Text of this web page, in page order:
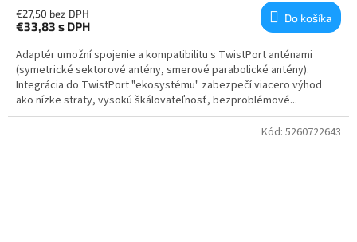
€27,50 bez DPH
€33,83 s DPH
Do košíka
Adaptér umožní spojenie a kompatibilitu s TwistPort anténami
(symetrické sektorové antény, smerové parabolické antény).
Integrácia do TwistPort "ekosystému" zabezpečí viacero výhod
ako nízke straty, vysokú škálovateľnosť, bezproblémové...
Kód: 5260722643